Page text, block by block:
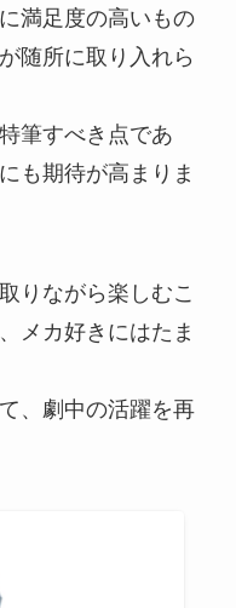
満足度の高いもの
随所に取り入れら
筆すべき点であ
も期待が高まりま
りながら楽しむこ
メカ好きにはたま
、劇中の活躍を再